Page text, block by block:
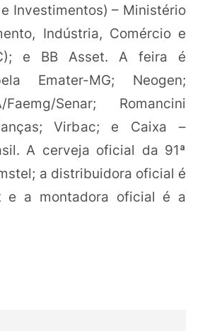
Investimentos) – Ministério
Indústria, Comércio e
e BB Asset. A feira é
Emater-MG; Neogen;
Senar; Romancini
Virbac; e Caixa –
A cerveja oficial da 91ª
a distribuidora oficial é
e a montadora oficial é a